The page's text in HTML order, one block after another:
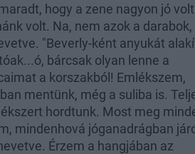
hogy a zene nagyon jó
volt. Na, nem azok a darabok,
"Beverly-ként anyukát
bárcsak olyan lenne a
a korszakból! Emlékszem,
mentünk, még a suliba is.
hordtunk. Most meg
mindenhová jóganadrágban
Érzem a hangjában az